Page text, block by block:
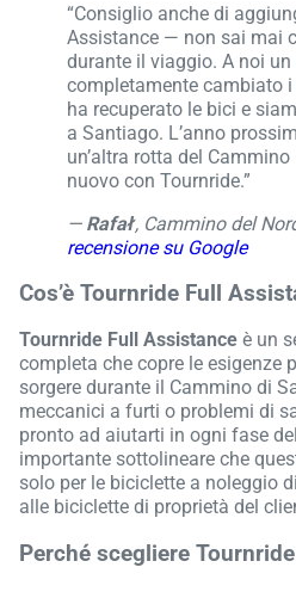
“Consiglio anche di
Assistance — non sai mai
durante il viaggio. A noi
completamente cambiato
ha recuperato le bici e
a Santiago. L’anno
un’altra rotta del
nuovo con Tournride.”
— Rafał, Cammino del
recensione su Google
Cos’è Tournride Full
Tournride Full Assistance è un
completa che copre le esigenze
sorgere durante il Cammino di
meccanici a furti o problemi di
pronto ad aiutarti in ogni fase
importante sottolineare che
solo per le biciclette a noleggio
alle biciclette di proprietà del
Perché scegliere